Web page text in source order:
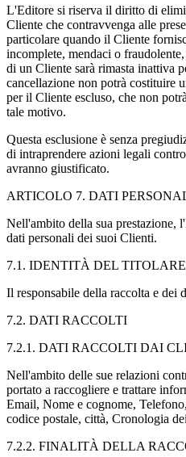
L'Editore si riserva il diritto di
Cliente che contravvenga alle
particolare quando il Cliente
incomplete, mendaci o
di un Cliente sarà rimasta inattiva
cancellazione non potrà costituire
per il Cliente escluso, che non
tale motivo.
Questa esclusione è senza
di intraprendere azioni legali
avranno giustificato.
ARTICOLO 7. DATI
Nell'ambito della sua prestazione,
dati personali dei suoi Clienti.
7.1. IDENTITÀ DEL
Il responsabile della raccolta e dei
7.2. DATI RACCOLTI
7.2.1. DATI RACCOLTI DAI
Nell'ambito delle sue relazioni
portato a raccogliere e trattare
Email, Nome e cognome,
codice postale, città, Cronologia
7.2.2. FINALITÀ DELLA